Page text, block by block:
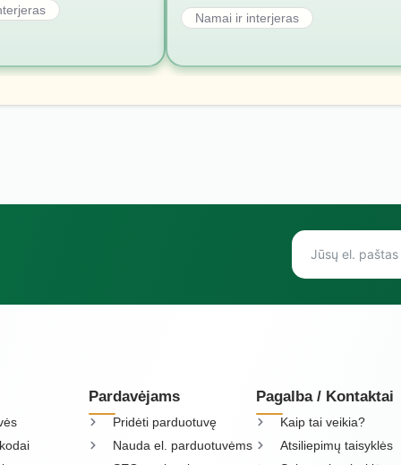
Namai ir interjeras
Pardavėjams
Pridėti parduotuvę
Nauda el. parduotuvėms
Pagalba / Kontaktai
Kaip tai veikia?
Atsiliepimų taisyklės